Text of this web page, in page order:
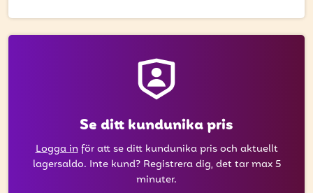
Se ditt kundunika pris
Logga inför att se ditt kundunika pris och aktuellt
lagersaldo. Inte kund? Registrera dig, det tar max 5
minuter.